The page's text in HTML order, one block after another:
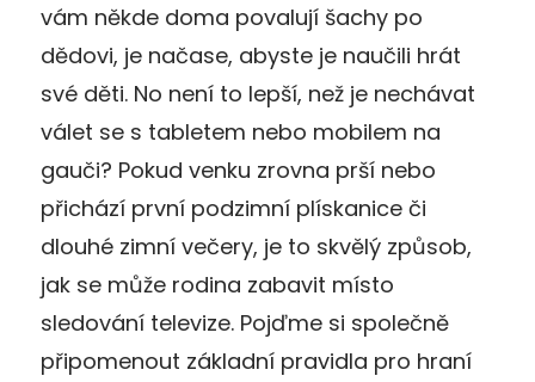
vám někde doma povalují šachy po
dědovi, je načase, abyste je naučili hrát
své děti. No není to lepší, než je nechávat
válet se s tabletem nebo mobilem na
gauči? Pokud venku zrovna prší nebo
přichází první podzimní plískanice či
dlouhé zimní večery, je to skvělý způsob,
jak se může rodina zabavit místo
sledování televize. Pojďme si společně
připomenout základní pravidla pro hraní